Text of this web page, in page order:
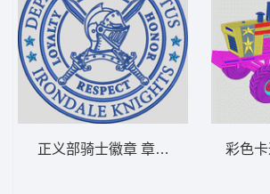
正义部骑士徽章 章仔标志布贴徽章男